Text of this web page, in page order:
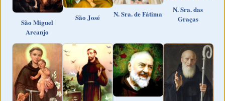
São Miguel
Arcanjo
São José N. Sra. de Fátima
N. Sra. das
Graças